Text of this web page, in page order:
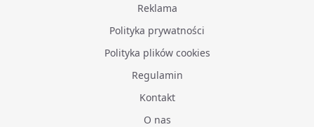
Reklama
Polityka prywatności
Polityka plików cookies
Regulamin
Kontakt
O nas